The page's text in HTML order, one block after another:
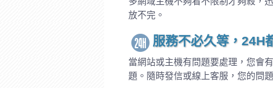
放不完。
服務不必久等，24H
當網站或主機有問題要處理，您會
題。隨時發信或線上客服，您的問